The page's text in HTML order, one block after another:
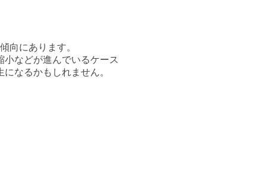
傾向にあります。
などが進んでいるケース
なるかもしれません。